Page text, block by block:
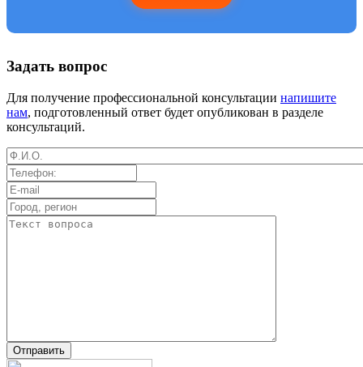
Задать вопрос
Для получение профессиональной консультации напишите
нам, подготовленный ответ будет опубликован в разделе
консультаций.